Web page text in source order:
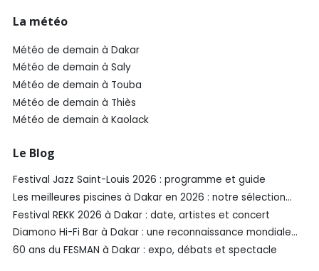
La météo
Météo de demain à Dakar
Météo de demain à Saly
Météo de demain à Touba
Météo de demain à Thiès
Météo de demain à Kaolack
Le Blog
Festival Jazz Saint-Louis 2026 : programme et guide
Les meilleures piscines à Dakar en 2026 : notre sélection
SénéGuide
Festival REKK 2026 à Dakar : date, artistes et concert
Diamono Hi-Fi Bar à Dakar : une reconnaissance mondiale
aux Spirited Awards®️ 2026
60 ans du FESMAN à Dakar : expo, débats et spectacle